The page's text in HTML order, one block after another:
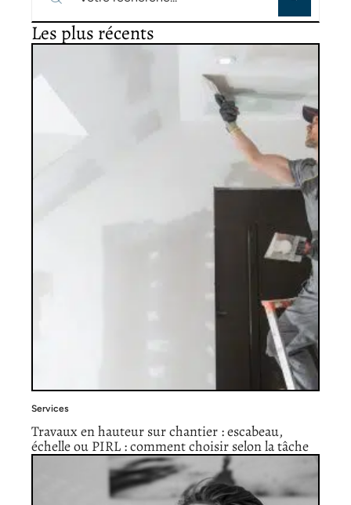
Les plus récents
Services
Travaux en hauteur sur chantier : escabeau,
échelle ou PIRL : comment choisir selon la tâche